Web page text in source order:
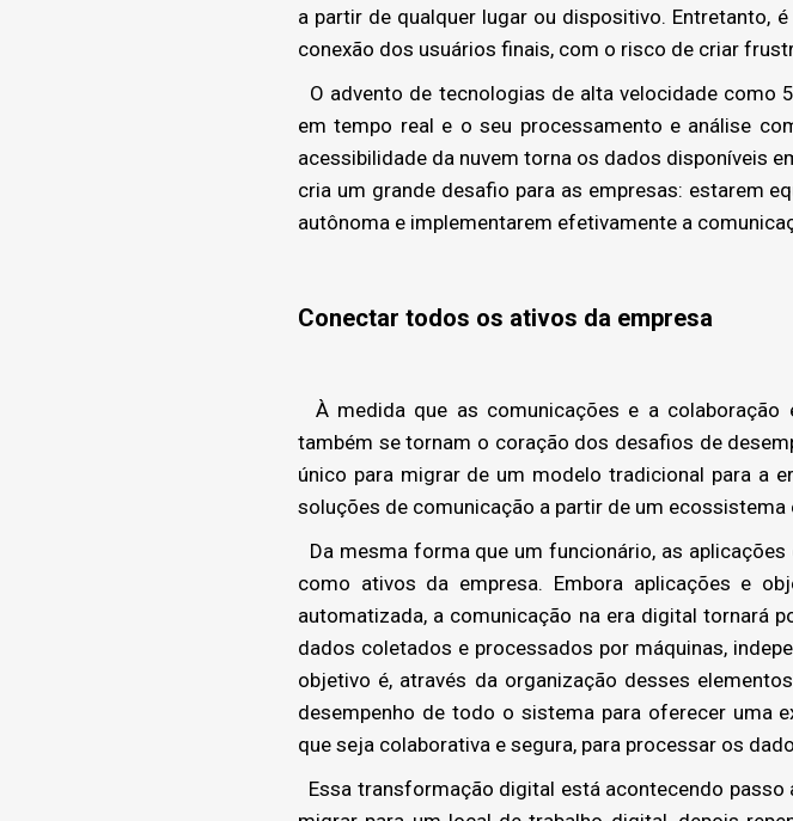
a partir de qualquer lugar ou dispositivo. Entretanto,
conexão dos usuários finais, com o risco de criar
O advento de tecnologias de alta velocidade como
em tempo real e o seu processamento e análise
acessibilidade da nuvem torna os dados disponíveis
cria um grande desafio para as empresas: estarem
autônoma e implementarem efetivamente a
Conectar todos os ativos da empresa
À medida que as comunicações e a
também se tornam o coração dos desafios de
único para migrar de um modelo tradicional para a
soluções de comunicação a partir de um ecossistema
Da mesma forma que um funcionário, as
como ativos da empresa. Embora aplicações e
automatizada, a comunicação na era digital tornará
dados coletados e processados por máquinas,
objetivo é, através da organização desses
desempenho de todo o sistema para oferecer uma
que seja colaborativa e segura, para processar os
Essa transformação digital está acontecendo